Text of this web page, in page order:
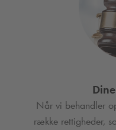
Når vi behandler
række rettigheder,